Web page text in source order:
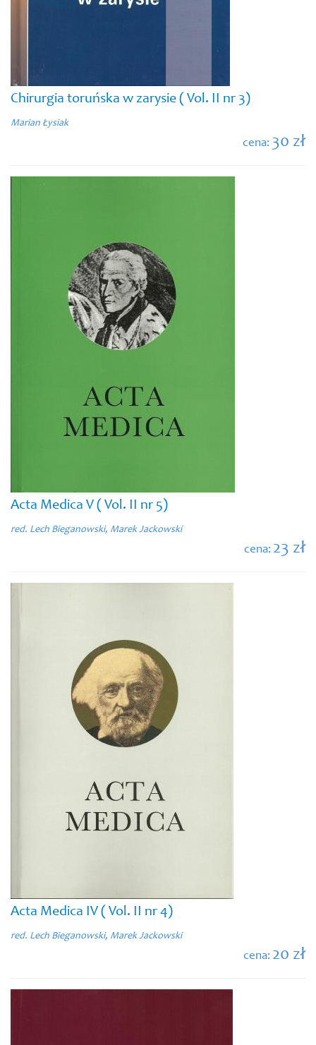
Chirurgia toruńska w zarysie ( Vol. II nr 3)
Marian Łysiak
cena: 30 zł
Acta Medica V ( Vol. II nr 5)
red. Lech Bieganowski, Marek Jackowski
cena: 23 zł
Acta Medica IV ( Vol. II nr 4)
red. Lech Bieganowski, Marek Jackowski
cena: 20 zł